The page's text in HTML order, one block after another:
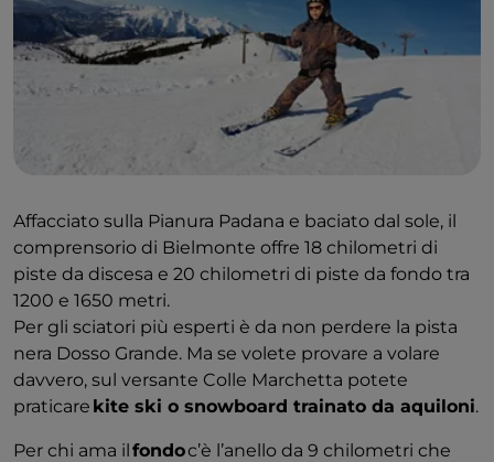
Affacciato sulla Pianura Padana e baciato dal sole, il
comprensorio di Bielmonte offre 18 chilometri di
piste da discesa e 20 chilometri di piste da fondo tra
1200 e 1650 metri.
Per gli sciatori più esperti è da non perdere la pista
nera Dosso Grande. Ma se volete provare a volare
davvero, sul versante Colle Marchetta potete
praticare kite ski o snowboard trainato da aquiloni.
Per chi ama ilfondoc’è l’anello da 9 chilometri che